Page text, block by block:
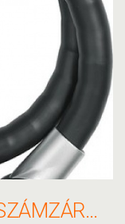
ABUS GÖRGŐS LAKAT SZÁMZÁRRAL STEEL-O-FLEX RAYDO PRO 1460/85, KF TARTÓVAL